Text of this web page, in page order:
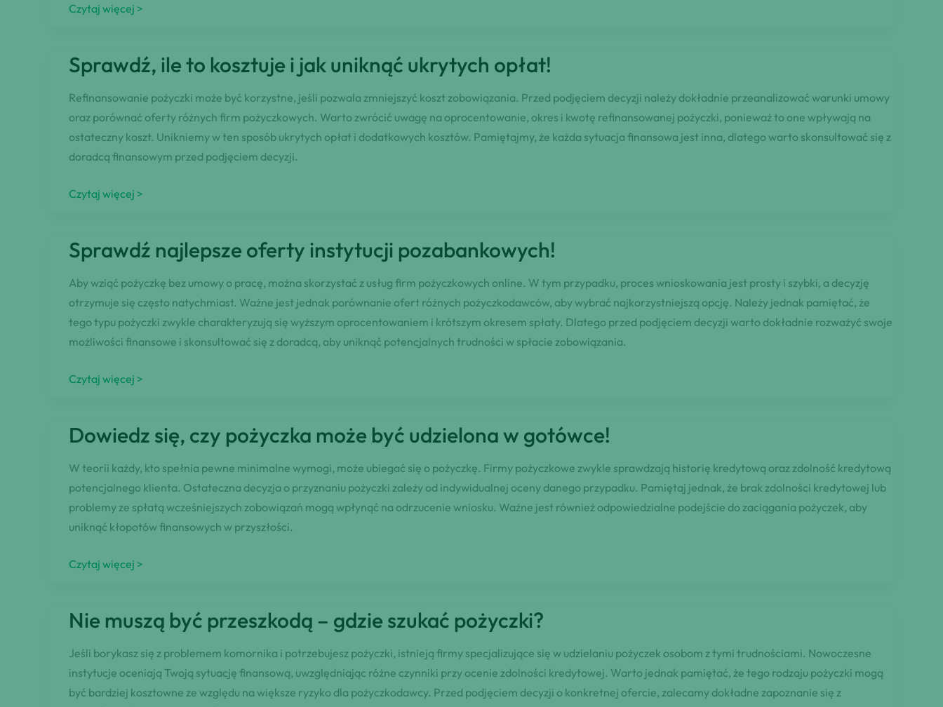
Sprawdzone
uzyskanie
finansowego
dla
osób
z
finansowymi
Czytaj więcej >
Sprawdź, ile to kosztuje i jak uniknąć ukrytych opłat!
Refinansowanie pożyczki może być korzystne, jeśli pozwala zmniejszyć koszt zobowiązania. Przed podjęciem decyzji należy dokładnie przeanalizować warunki umowy
oraz porównać oferty różnych firm pożyczkowych. Warto zwrócić uwagę na oprocentowanie, okres i kwotę refinansowanej pożyczki, ponieważ to one wpływają na
ostateczny koszt. Unikniemy w ten sposób ukrytych opłat i dodatkowych kosztów. Pamiętajmy, że każda sytuacja finansowa jest inna, dlatego warto skonsultować się z
doradcą finansowym przed podjęciem decyzji.
Sprawdź,
kosztuje
jak
uniknąć
ukrytych
opłat!
Czytaj więcej >
Sprawdź najlepsze oferty instytucji pozabankowych!
Aby wziąć pożyczkę bez umowy o pracę, można skorzystać z usług firm pożyczkowych online. W tym przypadku, proces wnioskowania jest prosty i szybki, a decyzję
otrzymuje się często natychmiast. Ważne jest jednak porównanie ofert różnych pożyczkodawców, aby wybrać najkorzystniejszą opcję. Należy jednak pamiętać, że
tego typu pożyczki zwykle charakteryzują się wyższym oprocentowaniem i krótszym okresem spłaty. Dlatego przed podjęciem decyzji warto dokładnie rozważyć swoje
możliwości finansowe i skonsultować się z doradcą, aby uniknąć potencjalnych trudności w spłacie zobowiązania.
Sprawdź
instytucji
Czytaj więcej >
Dowiedz się, czy pożyczka może być udzielona w gotówce!
W teorii każdy, kto spełnia pewne minimalne wymogi, może ubiegać się o pożyczkę. Firmy pożyczkowe zwykle sprawdzają historię kredytową oraz zdolność kredytową
potencjalnego klienta. Ostateczna decyzja o przyznaniu pożyczki zależy od indywidualnej oceny danego przypadku. Pamiętaj jednak, że brak zdolności kredytowej lub
problemy ze spłatą wcześniejszych zobowiązań mogą wpłynąć na odrzucenie wniosku. Ważne jest również odpowiedzialne podejście do zaciągania pożyczek, aby
uniknąć kłopotów finansowych w przyszłości.
Dowiedz
pożyczka
być
udzielona
w
Czytaj więcej >
Nie muszą być przeszkodą – gdzie szukać pożyczki?
Jeśli borykasz się z problemem komornika i potrzebujesz pożyczki, istnieją firmy specjalizujące się w udzielaniu pożyczek osobom z tymi trudnościami. Nowoczesne
instytucje oceniają Twoją sytuację finansową, uwzględniając różne czynniki przy ocenie zdolności kredytowej. Warto jednak pamiętać, że tego rodzaju pożyczki mogą
być bardziej kosztowne ze względu na większe ryzyko dla pożyczkodawcy. Przed podjęciem decyzji o konkretnej ofercie, zalecamy dokładne zapoznanie się z